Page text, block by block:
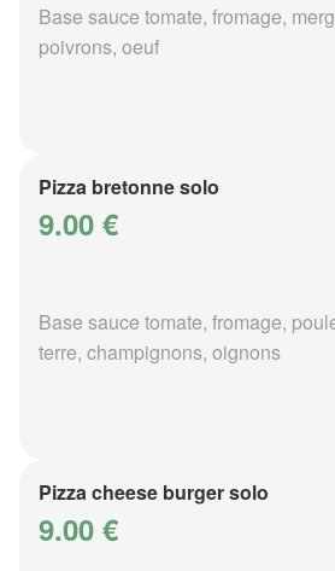
Base sauce tomate, fromage,
poivrons, oeuf
Pizza bretonne solo
9.00 €
Base sauce tomate, fromage,
terre, champignons, oignons
Pizza cheese burger solo
9.00 €